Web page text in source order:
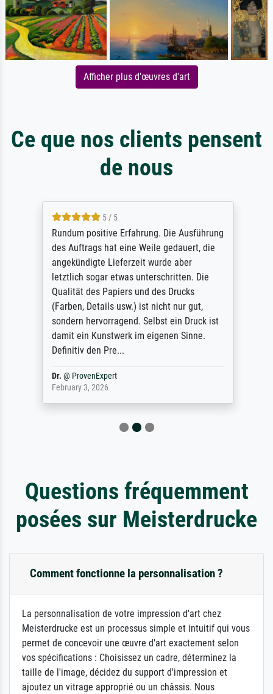
Afficher plus d'œuvres d'art
Ce que nos clients pensent
de nous
5 / 5
Rundum positive Erfahrung. Die Ausführung
des Auftrags hat eine Weile gedauert, die
angekündigte Lieferzeit wurde aber
letztlich sogar etwas unterschritten. Die
Qualität des Papiers und des Drucks
(Farben, Details usw.) ist nicht nur gut,
sondern hervorragend. Selbst ein Druck ist
damit ein Kunstwerk im eigenen Sinne.
Definitiv den Pre...
Dr.@ ProvenExpert
February 3, 2026
Questions fréquemment
posées sur Meisterdrucke
Comment fonctionne la personnalisation ?
La personnalisation de votre impression d'art chez
Meisterdrucke est un processus simple et intuitif qui vous
permet de concevoir une œuvre d'art exactement selon
vos spécifications : Choisissez un cadre, déterminez la
taille de l'image, décidez du support d'impression et
ajoutez un vitrage approprié ou un châssis. Nous